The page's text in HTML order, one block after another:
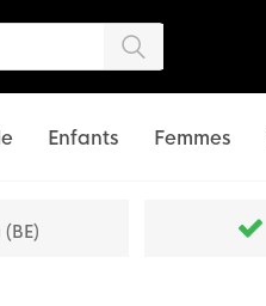
Enfants Femmes